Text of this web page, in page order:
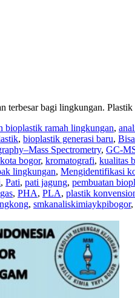
terbesar bagi lingkungan.
bioplastik ramah lingkungan,
, bioplastik generasi baru,
Spectrometry, GC-
kota bogor, kromatografi, kualitas
lingkungan, Mengidentifikasi
, Pati, pati jagung, pembuatan
, PHA, PLA, plastik
, smkanaliskimiaykpibogor,